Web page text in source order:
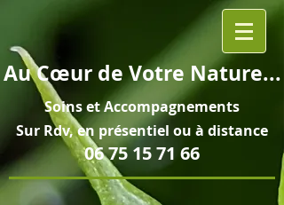
AuCœurde Votre Nature...
Soins etAccompagnements
Sur Rdv, en présentiel ou à distance
06 75 15 71 66